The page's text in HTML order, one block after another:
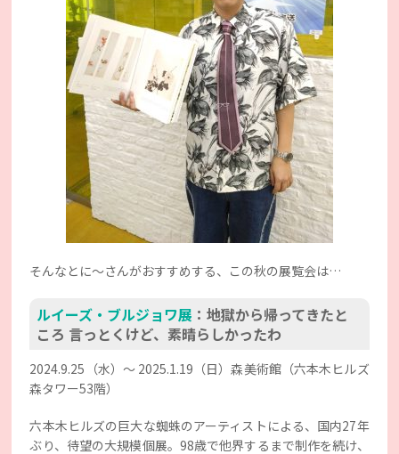
そんなとに〜さんがおすすめする、この秋の展覧会は…
ルイーズ・ブルジョワ展 ：地獄から帰ってきたと
ころ 言っとくけど、素晴らしかったわ
2024.9.25（水）～ 2025.1.19（日）森美術館（六本木ヒルズ
森タワー53階）
六本木ヒルズの巨大な蜘蛛のアーティストによる、国内27年
ぶり、待望の大規模個展。98歳で他界するまで制作を続け、